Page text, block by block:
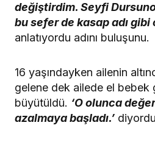
değiştirdim. Seyfi
bu sefer de kasap adı gibi
anlatıyordu adını buluşunu.
16 yaşındayken ailenin
gelene dek ailede el bebek
büyütüldü. ‘O olunca
azalmaya başladı.’